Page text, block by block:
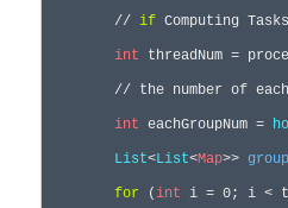
        //
if Computing
int threadNum =
// the number of
int eachGroupNum =
List<List<Map>> group
for (int i = 0; i <